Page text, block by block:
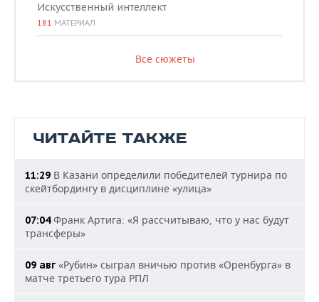
Искусственный интеллект
181 МАТЕРИАЛ
Все сюжеты
ЧИТАЙТЕ ТАКЖЕ
11:29 В Казани определили победителей турнира по
скейтбордингу в дисциплине «улица»
07:04Франк Артига: «Я рассчитываю, что у нас будут
трансферы»
09 авг «Рубин» сыграл вничью против «Оренбурга» в
матче третьего тура РПЛ